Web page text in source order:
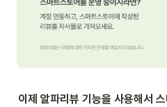
이제 알파리뷰 기능을 사용해서